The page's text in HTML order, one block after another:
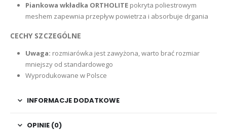
Piankowa wkładka ORTHOLITEpokryta poliestrowym
meshem zapewnia przepływ powietrza i absorbuje drgania
CECHY SZCZEGÓLNE
Uwaga: rozmiarówka jest zawyżona, warto brać rozmiar
mniejszy od standardowego
Wyprodukowane w Polsce
INFORMACJE DODATKOWE
OPINIE (0)